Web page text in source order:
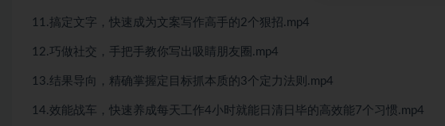
11.搞定文字，快速成为文案写作高手的2个狠招.mp4
12.巧做社交，手把手教你写出吸睛朋友圈.mp4
13.结果导向，精确掌握定目标抓本质的3个定力法则.mp4
14.效能战车，快速养成每天工作4小时就能日清日毕的高效能7个习惯.mp4